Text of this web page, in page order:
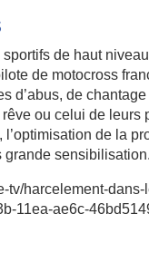
de haut
de motocross
d’abus, de
ou celui de
de la
tv/harcelement-
11ea-ae6c-